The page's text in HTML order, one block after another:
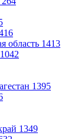
область 1413
1042
1395
1349